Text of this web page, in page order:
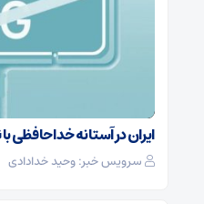
ایران در آستانه خداحافظی با 3G و سلام به 5G
سرویس خبر: وحید خدادادی